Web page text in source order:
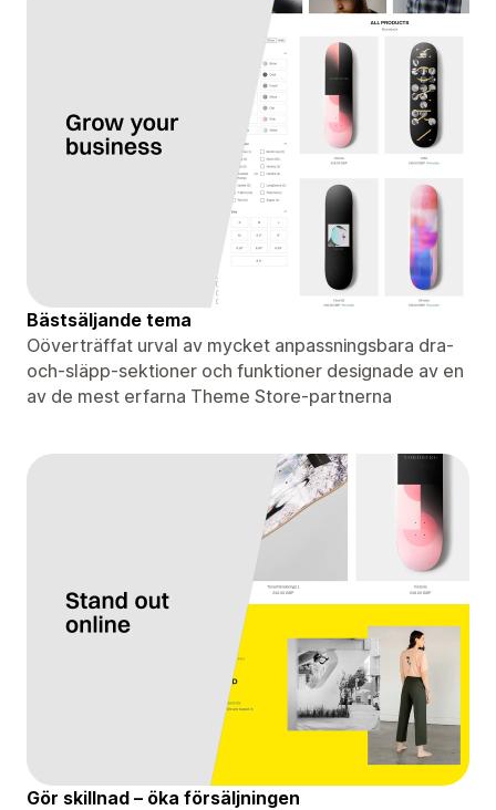
Bästsäljande tema
Oöverträffat urval av mycket anpassningsbara dra-
och-släpp-sektioner och funktioner designade av en
av de mest erfarna Theme Store-partnerna
Gör skillnad – öka försäljningen